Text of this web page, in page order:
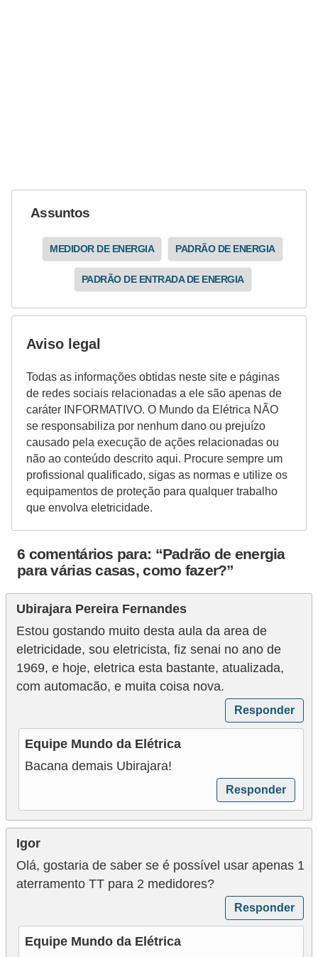
Assuntos
MEDIDOR DE ENERGIA PADRÃO DE ENERGIA
PADRÃO DE ENTRADA DE ENERGIA
Aviso legal
Todas as informações obtidas neste site e páginas
de redes sociais relacionadas a ele são apenas de
caráter INFORMATIVO. O Mundo da Elétrica NÃO
se responsabiliza por nenhum dano ou prejuízo
causado pela execução de ações relacionadas ou
não ao conteúdo descrito aqui. Procure sempre um
profissional qualificado, sigas as normas e utilize os
equipamentos de proteção para qualquer trabalho
que envolva eletricidade.
6 comentários para: “Padrão de energia
para várias casas, como fazer?”
Ubirajara Pereira Fernandes
Estou gostando muito desta aula da area de
eletricidade, sou eletricista, fiz senai no ano de
1969, e hoje, eletrica esta bastante, atualizada,
com automacão, e muita coisa nova.
Responder
Equipe Mundo da Elétrica
Bacana demais Ubirajara!
Responder
Igor
Olá, gostaria de saber se é possível usar apenas 1
aterramento TT para 2 medidores?
Responder
Equipe Mundo da Elétrica
o
s
u
e
a
s
e
l
é
t
r
i
c
o
s
e
g
u
a
n
ç
e
e
l
r